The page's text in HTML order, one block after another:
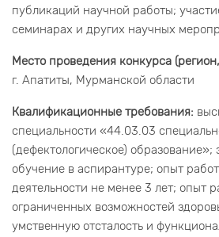
публикаций научной работы;
семинарах и других научных
Место проведения конкурса
г. Апатиты, Мурманской области
Квалификационные требования:
специальности «44.03.03
(дефектологическое)
обучение в аспирантуре; опыт
деятельности не менее 3 лет; опыт
ограниченных возможностей
умственную отсталость и